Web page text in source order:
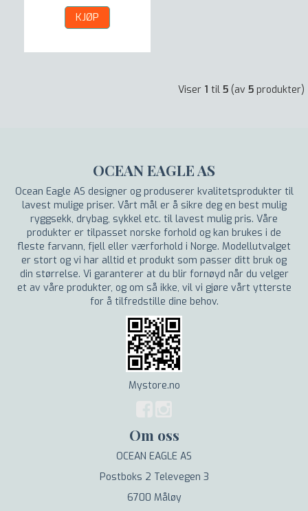
KJØP
Viser 1 til 5 (av 5 produkter)
OCEAN EAGLE AS
Ocean Eagle AS designer og produserer kvalitetsprodukter til
lavest mulige priser. Vårt mål er å sikre deg en best mulig
ryggsekk, drybag, sykkel etc. til lavest mulig pris. Våre
produkter er tilpasset norske forhold og kan brukes i de
fleste farvann, fjell eller værforhold i Norge. Modellutvalget
er stort og vi har alltid et produkt som passer ditt bruk og
din størrelse. Vi garanterer at du blir fornøyd når du velger
et av våre produkter, og om så ikke, vil vi gjøre vårt ytterste
for å tilfredstille dine behov.
Mystore.no
Om oss
OCEAN EAGLE AS
Postboks 2 Televegen 3
6700 Måløy